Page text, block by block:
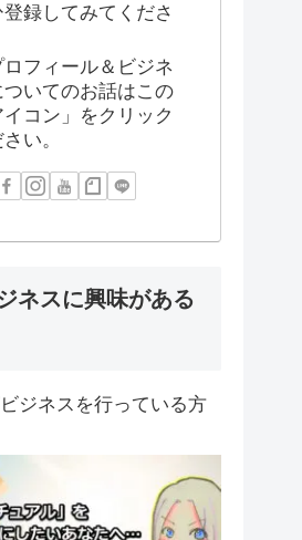
録してみてくださ
フィール＆ビジネ
いてのお話はこの
コン」をクリック
い。
ネスに興味がある
ジネスを行っている方